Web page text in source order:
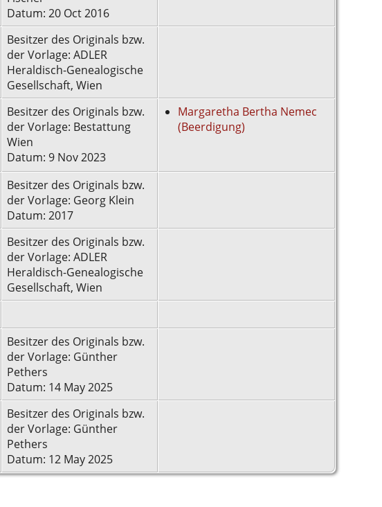
Datum: 20 Oct 2016
Besitzer des Originals bzw.
der Vorlage: ADLER
Heraldisch-Genealogische
Gesellschaft, Wien
Besitzer des Originals bzw.
der Vorlage: Bestattung
Wien
Datum: 9 Nov 2023
Margaretha Bertha Nemec
(Beerdigung)
Besitzer des Originals bzw.
der Vorlage: Georg Klein
Datum: 2017
Besitzer des Originals bzw.
der Vorlage: ADLER
Heraldisch-Genealogische
Gesellschaft, Wien
Besitzer des Originals bzw.
der Vorlage: Günther
Pethers
Datum: 14 May 2025
Besitzer des Originals bzw.
der Vorlage: Günther
Pethers
Datum: 12 May 2025